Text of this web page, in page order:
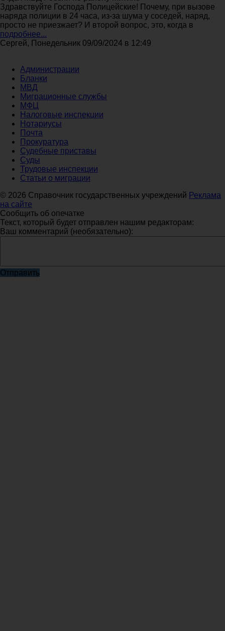
Здравствуйте Господа Полицейские! Почему, при вызове
наряда полиции в 24 часа, из-за шума у соседей, наряд,
просто не приезжает? И второй вопрос, это, когда в
подробнее...
Сергей, Понедельник 09/09/2024 в 12:49
Администрации
Бланки
МВД
Миграционные службы
МФЦ
Налоговые инспекции
Нотариусы
Почта
Прокуратура
Судебные приставы
Суды
Трудовые инспекции
Статьи о миграции
© 2026 Справочник государственных учреждений Реклама
на сайте
Сообщить об опечатке
Текст, который будет отправлен нашим редакторам:
Ваш комментарий (необязательно):
Отправить